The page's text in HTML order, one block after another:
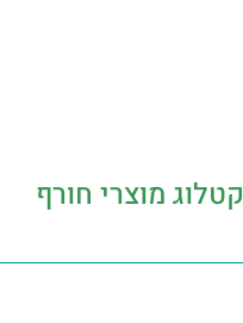
קטלוג מוצרי חורף